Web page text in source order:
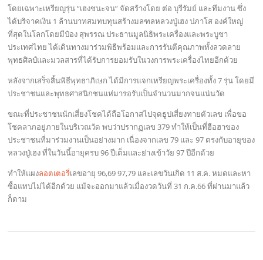
โดยเฉพาะเหรียญรุ่น “เฮงชนะจน” จัดสร้างโดย ต่อ บุรีรัมย์ และทีมงาน ซึ่ง
ได้บริจาคเงิน 1 ล้านบาทสมทบทุนสร้างมลฑลหลวงปู่เฮง ปภาโส องค์ใหญ่
ที่สุดในโลกโดยมีป๋อง สุพรรณ ประธานมูลนิธิพระเครื่องและพระบูชา
ประเทศไทย ได้เดินทางมาร่วมพิธีพร้อมและการรันตีคุณภาพทั้งลวดลาย
พุทธศิลป์และมวลสารที่ได้รับการยอมรับในวงการพระเครื่องไทยอีกด้วย
หลังจากเสร็จสิ้นพิธีพุทธาภิเษก ได้มีการแจกเหรียญพระเครื่องทั้ง 7 รุ่น โดยมี
ประชาชนและพุทธศาสนิกชนแห่มารอรับเป็นจำนวนมากจนแน่นวัด
ขณะที่ประชาชนนักเสี่ยงโชคได้ถือโอกาสไปจุดธูปเสี่ยงทายตัวเลข เพื่อขอ
โชคลาภอยู่ภายในบริเวณวัด พบว่าปรากฏเลข 379 ทำให้เป็นที่ฮือฮาของ
ประชาชนที่มาร่วมงานเป็นอย่างมาก เนื่องจากเลข 79 และ 97 ตรงกับอายุของ
หลวงปู่เฮง ที่ในวันนี้อายุครบ 96 ปีเต็มและย่างเข้าวัย 97 ปีอีกด้วย
ทำให้แผงลอตเตอรี่เลขอายุ 96,69 97,79 และเลขวันเกิด 11 ส.ค. หมดและหา
ซื้อแทบไม่ได้อีกด้วย แม้จะออกมาแล้วเมื่องวดวันที่ 31 ก.ค.66 ที่ผ่านมาแล้ว
ก็ตาม